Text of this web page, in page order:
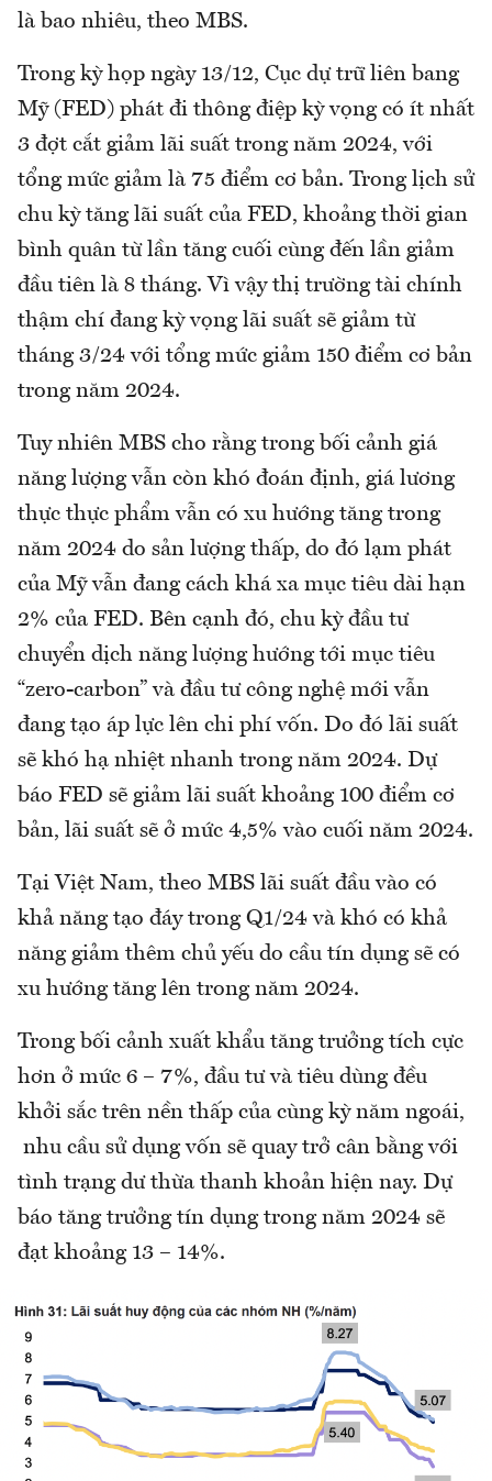
là bao nhiêu, theo MBS.
Trong kỳ họp ngày 13/12, Cục dự trữ liên bang
Mỹ (FED) phát đi thông điệp kỳ vọng có ít nhất
3 đợt cắt giảm lãi suất trong năm 2024, với
tổng mức giảm là 75 điểm cơ bản. Trong lịch sử
chu kỳ tăng lãi suất của FED, khoảng thời gian
bình quân từ lần tăng cuối cùng đến lần giảm
đầu tiên là 8 tháng. Vì vậy thị trường tài chính
thậm chí đang kỳ vọng lãi suất sẽ giảm từ
tháng 3/24 với tổng mức giảm 150 điểm cơ bản
trong năm 2024.
Tuy nhiên MBS cho rằng trong bối cảnh giá
năng lượng vẫn còn khó đoán định, giá lương
thực thực phẩm vẫn có xu hướng tăng trong
năm 2024 do sản lượng thấp, do đó lạm phát
của Mỹ vẫn đang cách khá xa mục tiêu dài hạn
2% của FED. Bên cạnh đó, chu kỳ đầu tư
chuyển dịch năng lượng hướng tới mục tiêu
“zero-carbon” và đầu tư công nghệ mới vẫn
đang tạo áp lực lên chi phí vốn. Do đó lãi suất
sẽ khó hạ nhiệt nhanh trong năm 2024. Dự
báo FED sẽ giảm lãi suất khoảng 100 điểm cơ
bản, lãi suất sẽ ở mức 4,5% vào cuối năm 2024.
Tại Việt Nam, theo MBS lãi suất đầu vào có
khả năng tạo đáy trong Q1/24 và khó có khả
năng giảm thêm chủ yếu do cầu tín dụng sẽ có
xu hướng tăng lên trong năm 2024.
Trong bối cảnh xuất khẩu tăng trưởng tích cực
hơn ở mức 6 – 7%, đầu tư và tiêu dùng đều
khởi sắc trên nền thấp của cùng kỳ năm ngoái,
nhu cầu sử dụng vốn sẽ quay trở cân bằng với
tình trạng dư thừa thanh khoản hiện nay. Dự
báo tăng trưởng tín dụng trong năm 2024 sẽ
đạt khoảng 13 – 14%.